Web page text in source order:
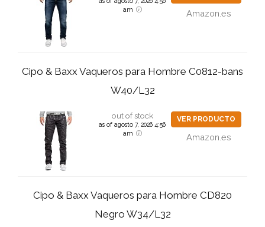
am
Amazon.es
Cipo & Baxx Vaqueros para Hombre C0812-bans
W40/L32
out of stock
as of agosto 7, 2026 4:56
am
VER PRODUCTO
Amazon.es
Cipo & Baxx Vaqueros para Hombre CD820
Negro W34/L32